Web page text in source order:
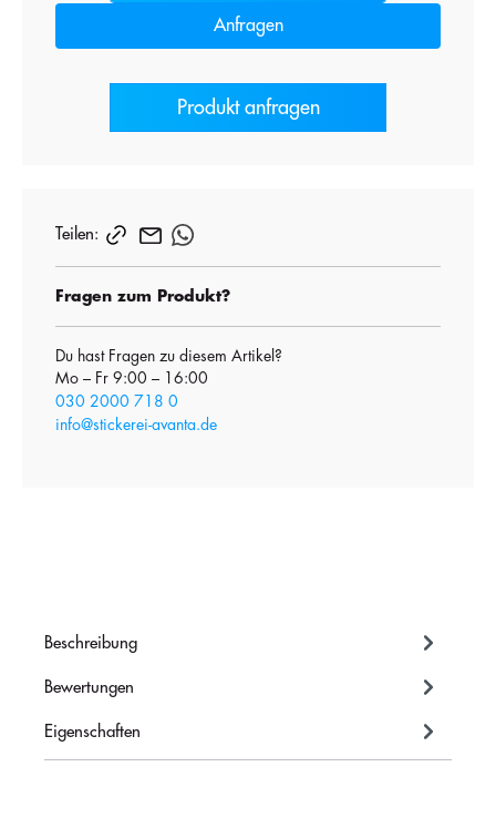
Anfragen
Produkt anfragen
Teilen:
Fragen zum Produkt?
Du hast Fragen zu diesem Artikel?
Mo – Fr 9:00 – 16:00
030 2000 718 0
info@stickerei-avanta.de
Beschreibung
Bewertungen
Eigenschaften